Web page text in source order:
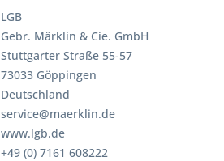
LGB
Gebr. Märklin & Cie. GmbH
Stuttgarter Straße 55-57
73033 Göppingen
Deutschland
service@maerklin.de
www.lgb.de
+49 (0) 7161 608222